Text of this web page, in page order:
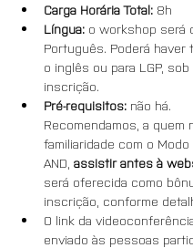
Carga Horária Total: 8h
Língua: o workshop será
Português. Poderá haver
o inglês ou para LGP,
inscrição.
Pré-requisitos: não há.
Recomendamos, a quem
familiaridade com o Modo
AND, assistir antes à
será oferecida como
inscrição, conforme
O link da
enviado às pessoas